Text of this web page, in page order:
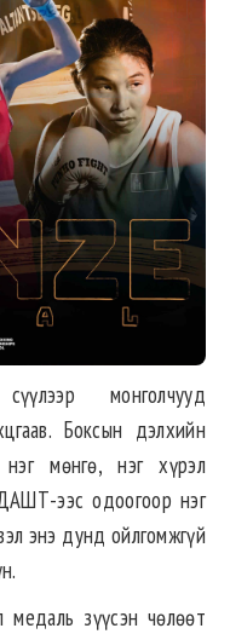
монголчууд
Боксын дэлхийн
нэг мөнгө, нэг хүрэл
ээс одоогоор нэг
энэ дунд ойлгомжгүй
зүүсэн чөлөөт